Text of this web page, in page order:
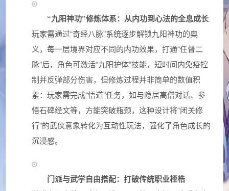
“九阳神功”修炼体系：从内功到心法的全息成长
玩家需通过“奇经八脉”系统逐步解锁九阳神功的奥
义，每一层境界对应不同的内功效果，打通“任督二
脉”后，角色可激活“九阳护体”技能，短时间内免疫控
制并反弹部分伤害，但修炼过程并非简单的数值积
累：玩家需完成“悟道”任务，如与隐居高僧对话、参
悟石碑经文等，方能突破瓶颈，这种设计将“闭关修
行”的武侠意象转化为互动性玩法，强化了角色成长的
沉浸感。
门派与武学自由搭配：打破传统职业桎梏